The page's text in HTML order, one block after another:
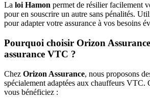
La loi Hamon permet de résilier facilement
pour en souscrire un autre sans pénalités.
pour adapter votre assurance à vos besoins
Pourquoi choisir Orizon
assurance VTC ?
Chez Orizon Assurance, nous proposons
spécialement adaptées aux chauffeurs VTC.
vous bénéficiez :